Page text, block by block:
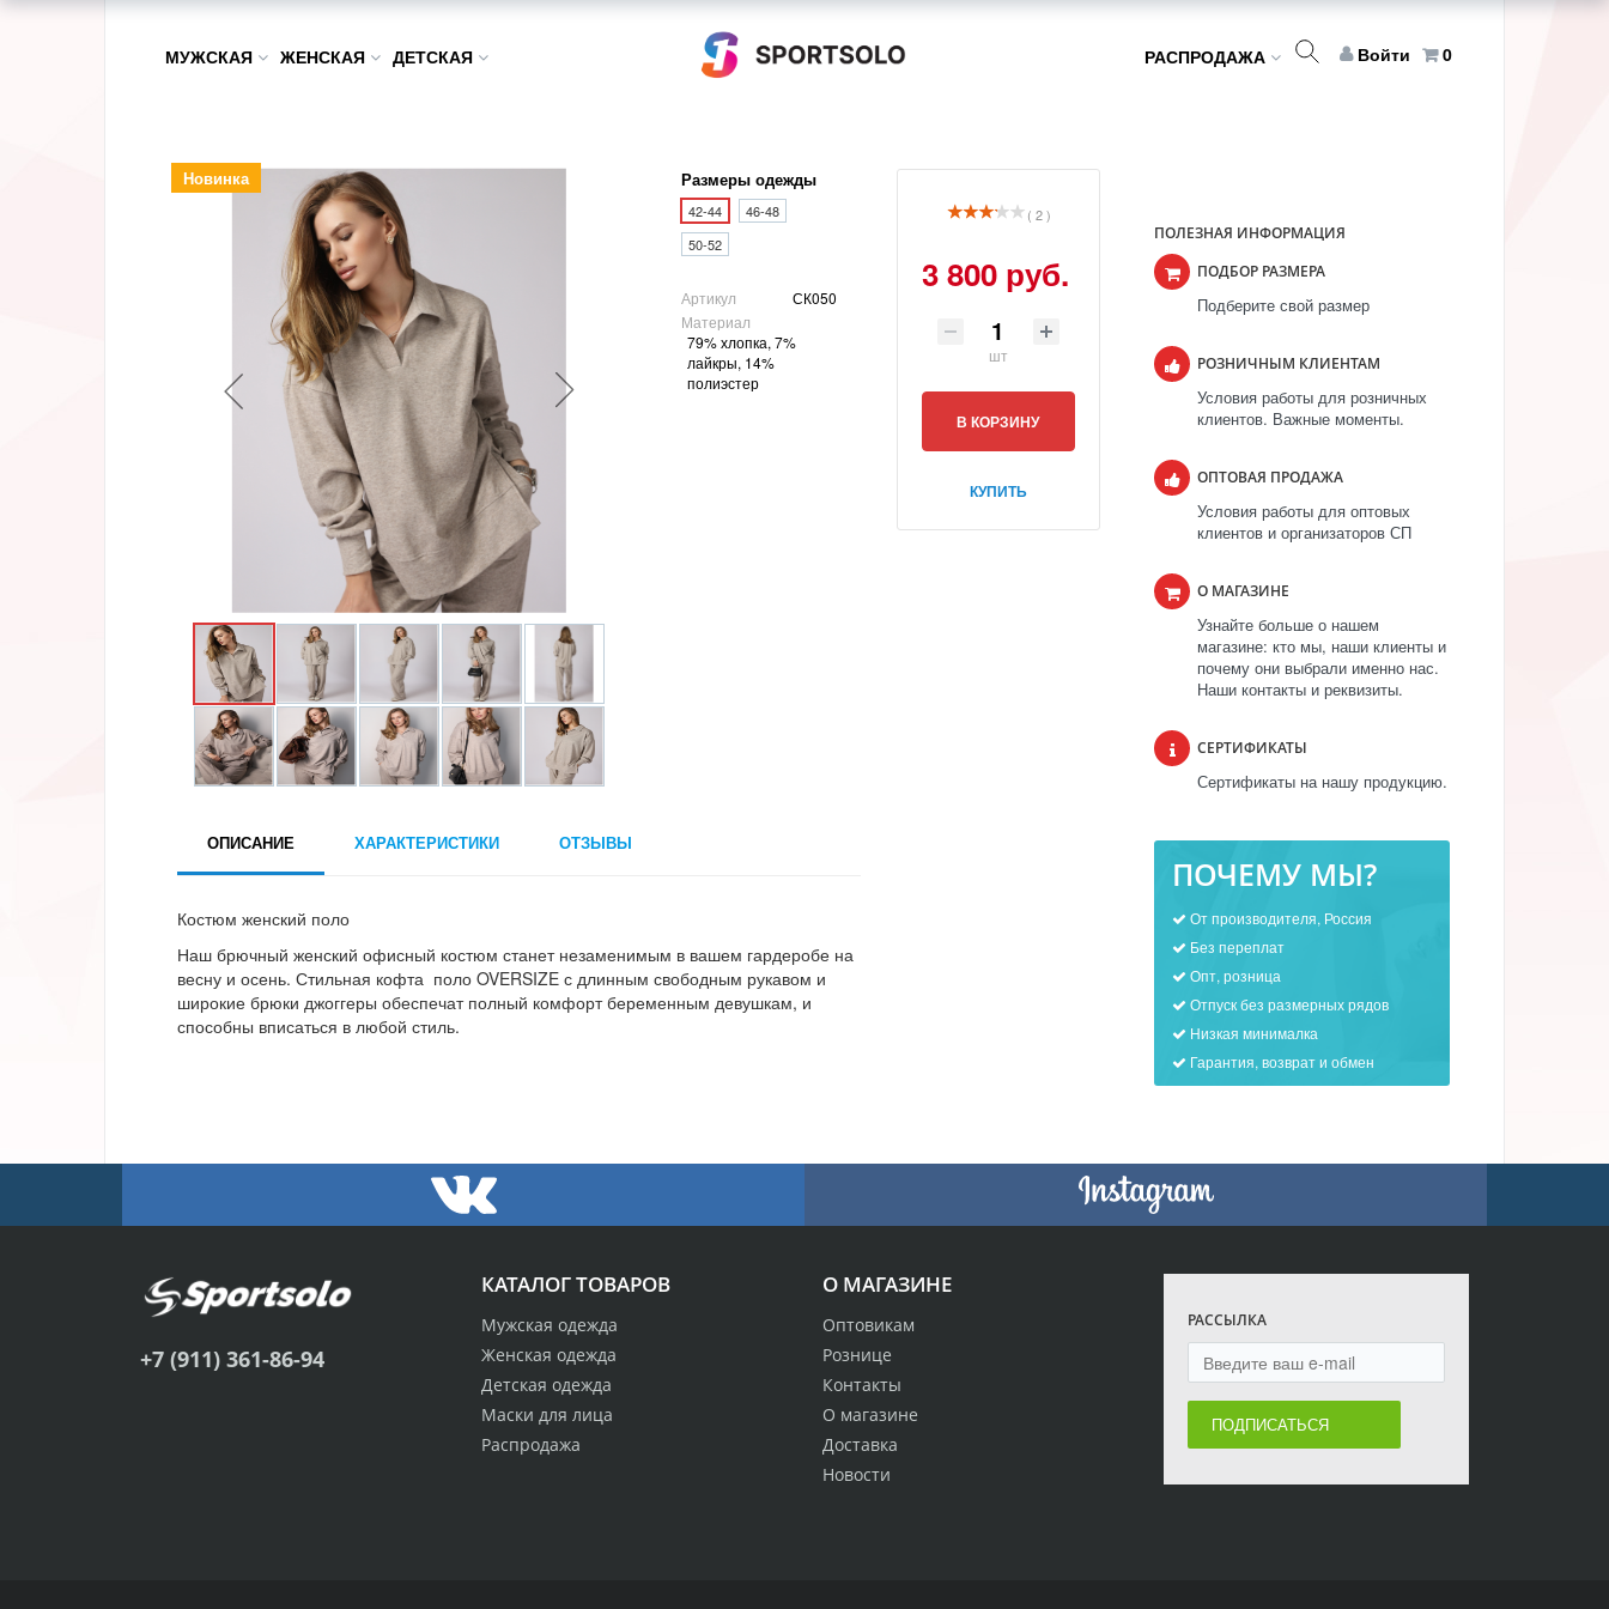
МУЖСКАЯ ЖЕНСКАЯ ДЕТСКАЯ РАСПРОДАЖА Войти 0
Новинка Размеры одежды
42-44
46-48
50-52
Артикул
СК050
Материал
79% хлопка, 7%
лайкры, 14%
полиэстер
( 2 )
3 800 руб.
шт
В КОРЗИНУ
КУПИТЬ
ОПИСАНИЕ ХАРАКТЕРИСТИКИ ОТЗЫВЫ
Костюм женский поло
Наш брючный женский офисный костюм станет незаменимым в вашем гардеробе на
весну и осень. Стильная кофта поло OVERSIZE с длинным свободным рукавом и
широкие брюки джоггеры обеспечат полный комфорт беременным девушкам, и
способны вписаться в любой стиль.
ПОЛЕЗНАЯ ИНФОРМАЦИЯ
ПОДБОР РАЗМЕРА
Подберите свой размер
РОЗНИЧНЫМ КЛИЕНТАМ
Условия работы для розничных
клиентов. Важные моменты.
ОПТОВАЯ ПРОДАЖА
Условия работы для оптовых
клиентов и организаторов СП
О МАГАЗИНЕ
Узнайте больше о нашем
магазине: кто мы, наши клиенты и
почему они выбрали именно нас.
Наши контакты и реквизиты.
СЕРТИФИКАТЫ
Сертификаты на нашу продукцию.
ПОЧЕМУ МЫ?
От производителя, Россия
Без переплат
Опт, розница
Отпуск без размерных рядов
Низкая минималка
Гарантия, возврат и обмен
О МАГАЗИНЕ
Оптовикам
Рознице
Контакты
О магазине
Доставка
Новости
КАТАЛОГ ТОВАРОВ
Мужская одежда
Женская одежда
Детская одежда
Маски для лица
Распродажа
РАССЫЛКА
ПОДПИСАТЬСЯ
+7 (911) 361-86-94